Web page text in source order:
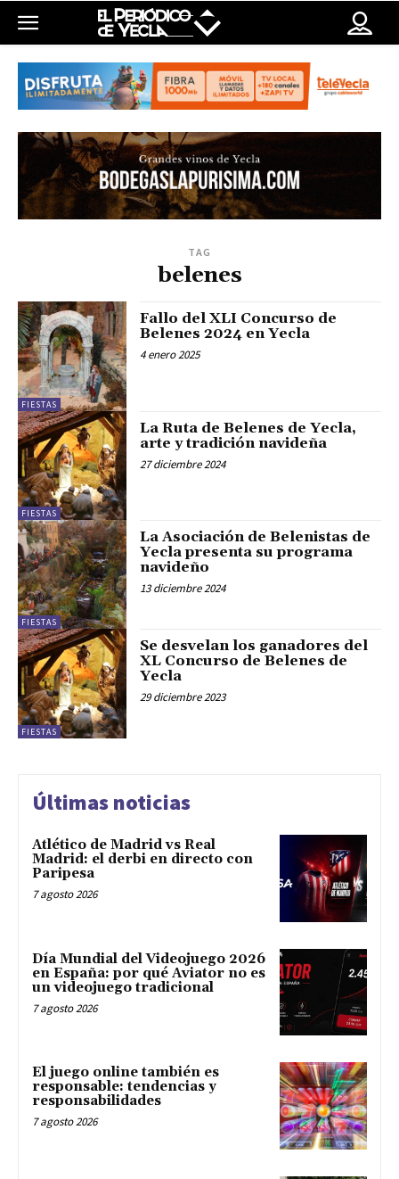
TAG
belenes
FIESTAS
Fallo del XLI Concurso de
Belenes 2024 en Yecla
4 enero 2025
FIESTAS
La Ruta de Belenes de Yecla,
arte y tradición navideña
27 diciembre 2024
FIESTAS
La Asociación de Belenistas de
Yecla presenta su programa
navideño
13 diciembre 2024
FIESTAS
Se desvelan los ganadores del
XL Concurso de Belenes de
Yecla
29 diciembre 2023
Últimas noticias
Atlético de Madrid vs Real
Madrid: el derbi en directo con
Paripesa
7 agosto 2026
Día Mundial del Videojuego 2026
en España: por qué Aviator no es
un videojuego tradicional
7 agosto 2026
El juego online también es
responsable: tendencias y
responsabilidades
7 agosto 2026